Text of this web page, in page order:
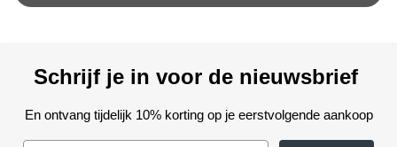
Schrijf je in voor de nieuwsbrief
En ontvang tijdelijk 10% korting op je eerstvolgende aankoop